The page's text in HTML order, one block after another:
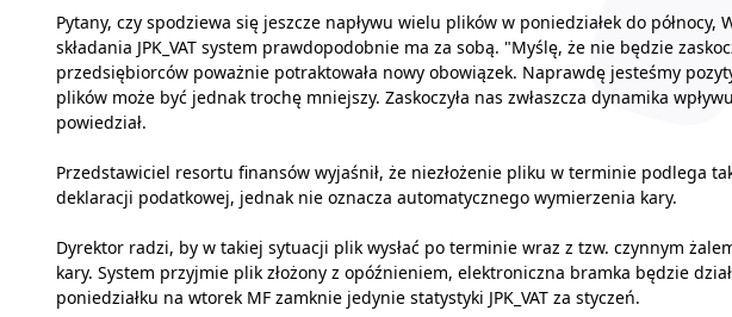
Pytany, czy spodziewa się jeszcze napływu wielu plików w poniedziałek do północy,
składania JPK_VAT system prawdopodobnie ma za sobą. "Myślę, że nie będzie
przedsiębiorców poważnie potraktowała nowy obowiązek. Naprawdę jesteśmy
plików może być jednak trochę mniejszy. Zaskoczyła nas zwłaszcza dynamika
powiedział.
Przedstawiciel resortu finansów wyjaśnił, że niezłożenie pliku w terminie podlega
deklaracji podatkowej, jednak nie oznacza automatycznego wymierzenia kary.
Dyrektor radzi, by w takiej sytuacji plik wysłać po terminie wraz z tzw. czynnym
kary. System przyjmie plik złożony z opóźnieniem, elektroniczna bramka będzie
poniedziałku na wtorek MF zamknie jedynie statystyki JPK_VAT za styczeń.